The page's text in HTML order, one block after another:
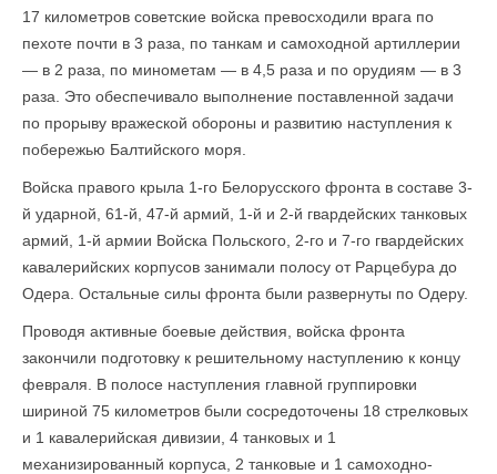
17 кило­метров советские войска превосходили врага по
пехоте почти в 3 раза, по танкам и самоходной артиллерии
— в 2 раза, по минометам — в 4,5 раза и по орудиям — в 3
раза. Это обеспечивало выполнение поставленной задачи
по прорыву вражеской обороны и развитию наступления к
побережью Балтийского моря.
Войска правого крыла 1-го Белорусского фронта в составе 3-
й ударной, 61-й, 47-й армий, 1-й и 2-й гвардейских танковых
армий, 1-й армии Войска Польского, 2-го и 7-го гвардейских
кавалерийских корпусов занимали полосу от Рарцебура до
Одера. Остальные силы фронта были развернуты по Одеру.
Проводя активные боевые действия, войска фронта
закончили подготовку к решительному наступлению к концу
февраля. В полосе наступления главной группировки
шириной 75 километров были сосредоточены 18 стрелковых
и 1 кавалерийская дивизии, 4 танковых и 1
механизированный корпуса, 2 танковые и 1 самоходно-